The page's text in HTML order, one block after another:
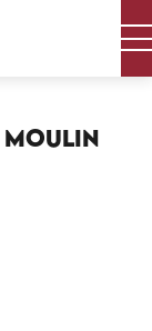
Moulin